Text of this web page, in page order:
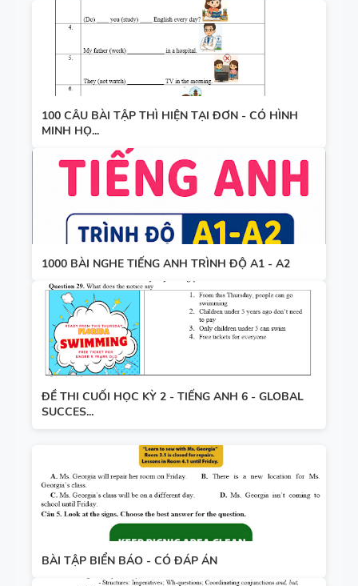
100 CÂU BÀI TẬP THÌ HIỆN TẠI ĐƠN - CÓ HÌNH
MINH HỌ...
1000 BÀI NGHE TIẾNG ANH TRÌNH ĐỘ A1 - A2
ĐỀ THI CUỐI HỌC KỲ 2 - TIẾNG ANH 6 - GLOBAL
SUCCES...
BÀI TẬP BIỂN BÁO - CÓ ĐÁP ÁN